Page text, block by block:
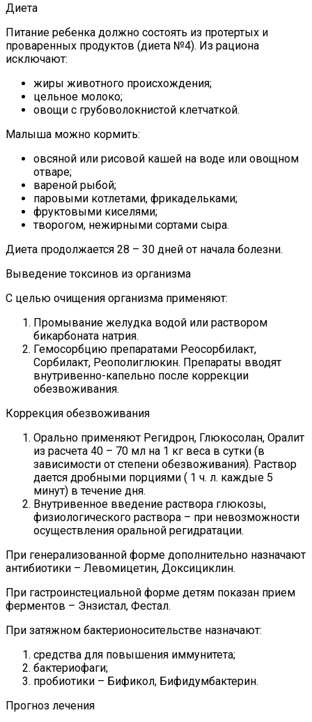
Диета
Питание ребенка должно состоять из протертых и
проваренных продуктов (диета №4). Из рациона
исключают:
жиры животного происхождения;
цельное молоко;
овощи с грубоволокнистой клетчаткой.
Малыша можно кормить:
овсяной или рисовой кашей на воде или овощном
отваре;
вареной рыбой;
паровыми котлетами, фрикадельками;
фруктовыми киселями;
творогом, нежирными сортами сыра.
Диета продолжается 28 – 30 дней от начала болезни.
Выведение токсинов из организма
С целью очищения организма применяют:
Промывание желудка водой или раствором
бикарбоната натрия.
Гемосорбцию препаратами Реосорбилакт,
Сорбилакт, Реополиглюкин. Препараты вводят
внутривенно-капельно после коррекции
обезвоживания.
Коррекция обезвоживания
Орально применяют Регидрон, Глюкосолан, Оралит
из расчета 40 – 70 мл на 1 кг веса в сутки (в
зависимости от степени обезвоживания). Раствор
дается дробными порциями ( 1 ч. л. каждые 5
минут) в течение дня.
Внутривенное введение раствора глюкозы,
физиологического раствора – при невозможности
осуществления оральной регидратации.
При генерализованной форме дополнительно назначают
антибиотики – Левомицетин, Доксициклин.
При гастроинстециальной форме детям показан прием
ферментов – Энзистал, Фестал.
При затяжном бактерионосительстве назначают:
средства для повышения иммунитета;
бактериофаги;
пробиотики – Бификол, Бифидумбактерин.
Прогноз лечения